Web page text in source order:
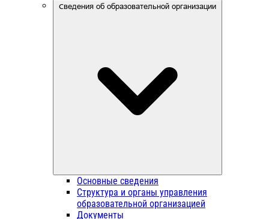
Сведения об образовательной организации
Основные сведения
Структура и органы управления
образовательной организацией
Документы